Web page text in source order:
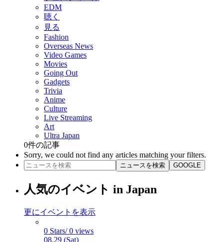
EDM
聴く
見る
Fashion
Overseas News
Video Games
Movies
Going Out
Gadgets
Trivia
Anime
Culture
Live Streaming
Art
Ultra Japan
0件の記事
Sorry, we could not find any articles matching your filters.
ニュースを検索 GOOGLE
人気のイベント in Japan
更にイベントを表示
0 Stars/ 0 views
08.29 (Sat)